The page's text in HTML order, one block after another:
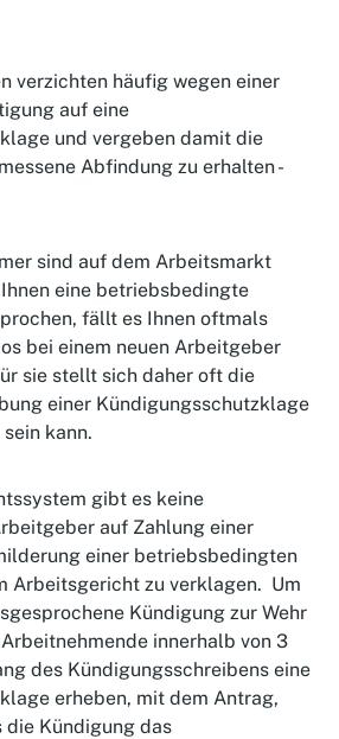
verzichten häufig wegen einer
auf eine
und vergeben damit die
Abfindung zu erhalten -
sind auf dem Arbeitsmarkt
eine betriebsbedingte
fällt es Ihnen oftmals
bei einem neuen Arbeitgeber
sie stellt sich daher oft die
einer Kündigungsschutzklage
kann.
gibt es keine
auf Zahlung einer
einer betriebsbedingten
Arbeitsgericht zu verklagen. Um
Kündigung zur Wehr
innerhalb von 3
des Kündigungsschreibens eine
erheben, mit dem Antrag,
Kündigung das